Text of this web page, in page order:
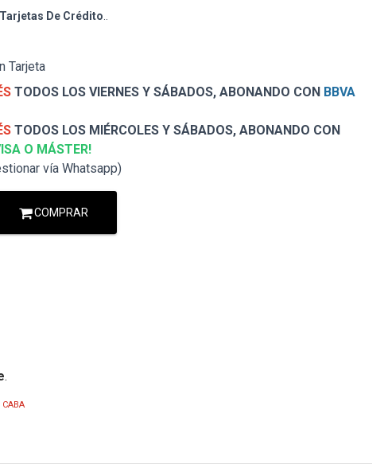
De Crédito..
Tarjeta
TODOS LOS VIERNES Y SÁBADOS, ABONANDO CON BBVA
TODOS LOS MIÉRCOLES Y SÁBADOS, ABONANDO CON
O MÁSTER!
vía Whatsapp)
COMPRAR
.